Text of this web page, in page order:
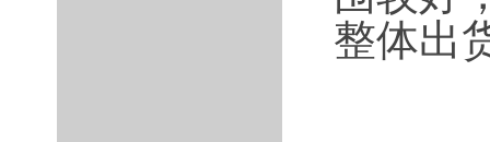
整体出